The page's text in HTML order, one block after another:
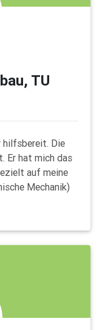
TU
hilfsbereit. Die
Er hat mich das
auf meine
Mechanik)